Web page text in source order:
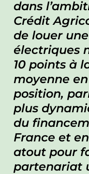
dans
Crédit
de louer
électriques
10 points à
moyenne
position,
plus
du
France et
atout pour
partenariat